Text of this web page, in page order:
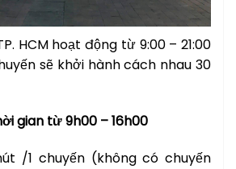
HCM hoạt động từ 9:00 – 21:00
sẽ khởi hành cách nhau 30
gian từ 9h00 – 16h00
/1 chuyến (không có chuyến